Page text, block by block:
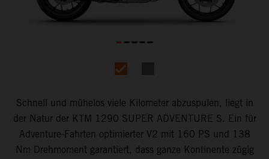
Schnell und mühelos viele Kilometer abzuspulen, liegt in
der Natur der KTM 1290 SUPER ADVENTURE S. Ein für
Adventure-Fahrten optimierter V2 mit 160 PS und 138
Nm Drehmoment garantiert, dass ganze Kontinente zügig